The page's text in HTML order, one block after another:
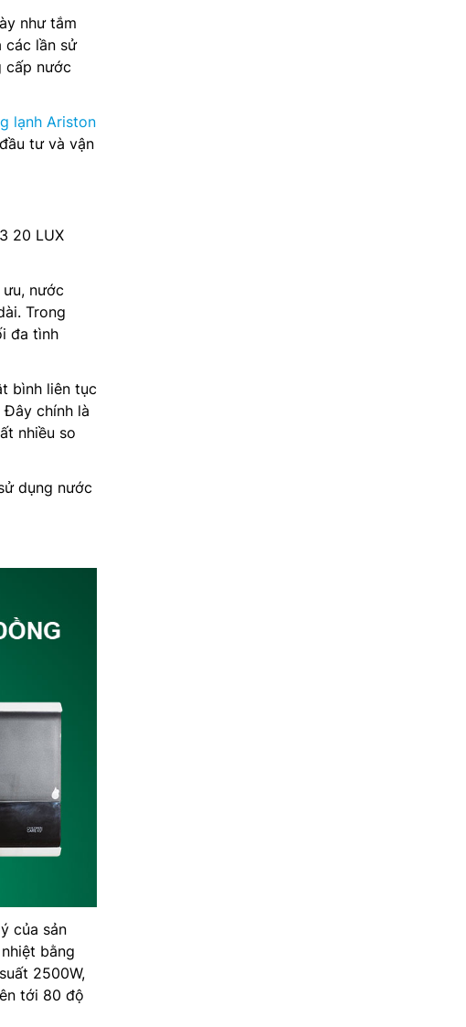
như tắm
các lần sử
cấp nước
lạnh Ariston
tư và vận
20 LUX
nước
Trong
đa tình
bình liên tục
chính là
nhiều so
dụng nước
của sản
bằng
2500W,
tới 80 độ